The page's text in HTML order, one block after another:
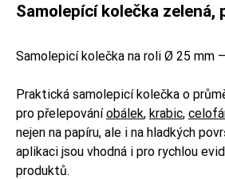
Samolepící kolečka zelená,
Samolepicí kolečka na roli Ø 25 mm
Praktická samolepicí kolečka o
pro přelepováníobálek, krabic,
nejen na papíru, ale i na hladkých
aplikaci jsou vhodná i pro rychlou
produktů.